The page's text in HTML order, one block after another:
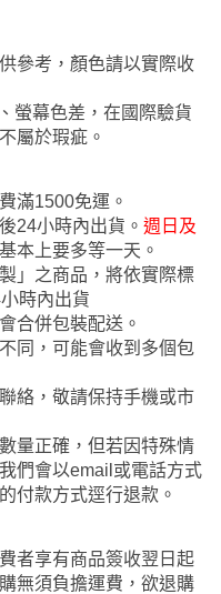
參考，顏色請以實際收
螢幕色差，在國際驗貨
屬於瑕疵。
滿1500免運。
24小時內出貨。 週日及
本上要多等一天。
」之商品，將依實際標
時內出貨
合併包裝配送。
同，可能會收到多個包
絡，敬請保持手機或市
量正確，但若因特殊情
們會以email或電話方式
付款方式逕行退款。
者享有商品簽收翌日起
無須負擔運費，欲退購